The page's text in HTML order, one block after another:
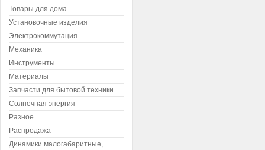
Товары для дома
Установочные изделия
Электрокоммутация
Механика
Инструменты
Материалы
Запчасти для бытовой техники
Солнечная энергия
Разное
Распродажа
Динамики малогабаритные,